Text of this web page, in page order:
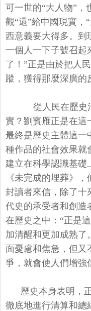
可一世的“大人物”
觀“還”給中國現實，
西意義要大得多。到
一個人一下子號召起
了！”正是由於把人
蹤，獲得那麼深廣的
從人民在歷史
實？劉賓雁正是在這
最終是歷史主體這一
種作品的社會效果就
建立在科學認識基礎
《未完成的埋葬》
封讀者來信，除了十
代史的承受者和創造
在歷史之中：“正是
加清醒和更加成熟了
面憂慮和焦急，但
爭，就會使人們增強
歷史本身表明，
徹底地進行清算和總